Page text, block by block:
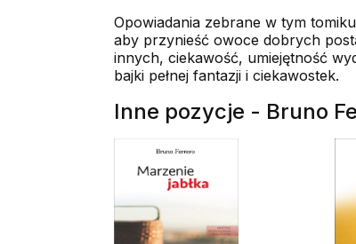
Opowiadania zebrane w tym
aby przynieść owoce dobrych
innych, ciekawość, umiejętność
bajki pełnej fantazji i ciekawostek.
Inne pozycje - Bruno